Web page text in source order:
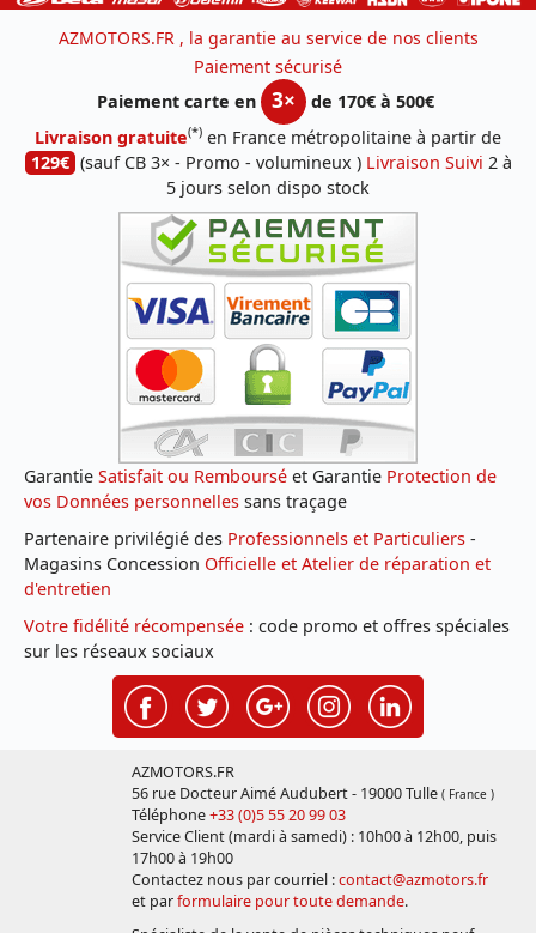
AZMOTORS.FR , la garantie au service de nos clients
Paiement sécurisé
Paiement carte en
3×
de 170€ à 500€
Livraison gratuite(*) en France métropolitaine à partir de
129€ (sauf CB 3× - Promo - volumineux ) Livraison Suivi 2 à
5 jours selon dispo stock
Garantie Satisfait ou Remboursé et Garantie Protection de
vos Données personnelles sans traçage
Partenaire privilégié des Professionnels et Particuliers -
Magasins Concession Officielle et Atelier de réparation et
d'entretien
Votre fidélité récompensée : code promo et offres spéciales
sur les réseaux sociaux
AZMOTORS.FR
56 rue Docteur Aimé Audubert - 19000 Tulle ( France )
Téléphone+33 (0)5 55 20 99 03
Service Client (mardi à samedi) : 10h00 à 12h00, puis
17h00 à 19h00
Contactez nous par courriel :contact@azmotors.fr
et parformulaire pour toute demande.